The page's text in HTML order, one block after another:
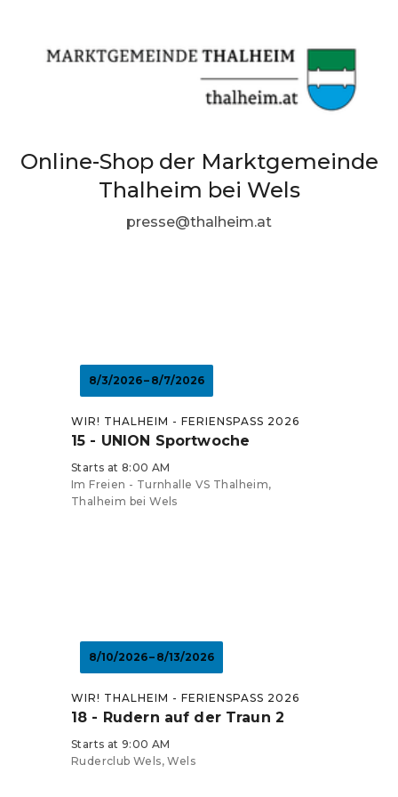
Online-Shop der Marktgemeinde
Thalheim bei Wels
presse@thalheim.at
8/3/2026 – 8/7/2026
WIR! THALHEIM - FERIENSPASS 2026
15 - UNION Sportwoche
Starts at 8:00 AM
Im Freien - Turnhalle VS Thalheim,
Thalheim bei Wels
8/10/2026 – 8/13/2026
WIR! THALHEIM - FERIENSPASS 2026
18 - Rudern auf der Traun 2
Starts at 9:00 AM
Ruderclub Wels, Wels